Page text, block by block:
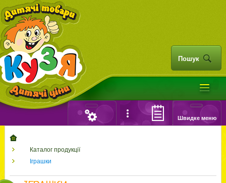
Пошук
Швидке меню
Каталог продукції
Іграшки